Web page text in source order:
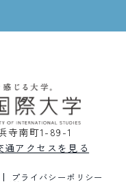
寺南町1-89-1
通アクセスを見る
プライバシーポリシー